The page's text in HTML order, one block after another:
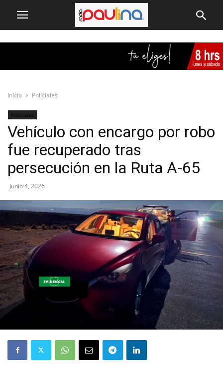
Inicio Policiales
Policiales
Vehículo con encargo por robo
fue recuperado tras
persecución en la Ruta A-65
Junio 4, 2026